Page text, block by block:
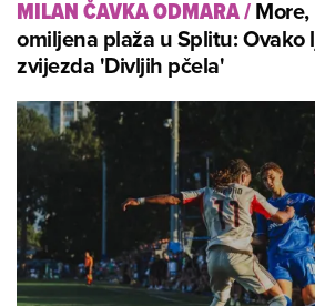
MILAN ČAVKA ODMARA/
omiljena plaža u Splitu: Ovako
zvijezda 'Divljih pčela'